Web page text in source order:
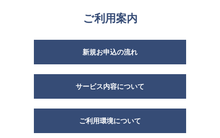
ご利用案内
新規お申込の流れ
サービス内容について
ご利用環境について